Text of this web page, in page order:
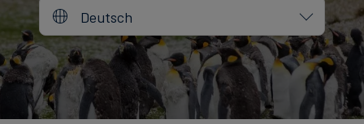
地
誠
実
ル
ギ
ー・
電
イ
ベ
ン
ト
Deutsch